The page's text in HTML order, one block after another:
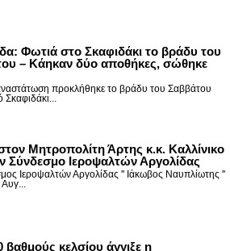
Φωτιά στο Σκαφιδάκι το βράδυ του
– Κάηκαν δύο αποθήκες, σώθηκε
προκλήθηκε το βράδυ του Σαββάτου
Σκαφιδάκι...
Μητροπολίτη Άρτης κ.κ. Καλλίνικο
Σύνδεσμο Ιεροψαλτών Αργολίδας
Ιεροψαλτών Αργολίδας '' Ιάκωβος Ναυπλίωτης ''
βαθμούς κελσίου άγγιξε η